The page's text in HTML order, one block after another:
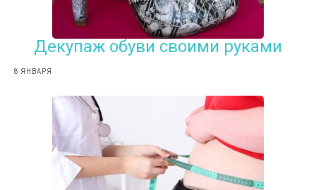
Декупаж обуви своими руками
8 ЯНВАРЯ